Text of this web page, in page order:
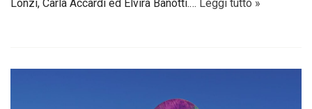
Lonzi, Carla Accardi ed Elvira Banotti.… Leggi tutto »